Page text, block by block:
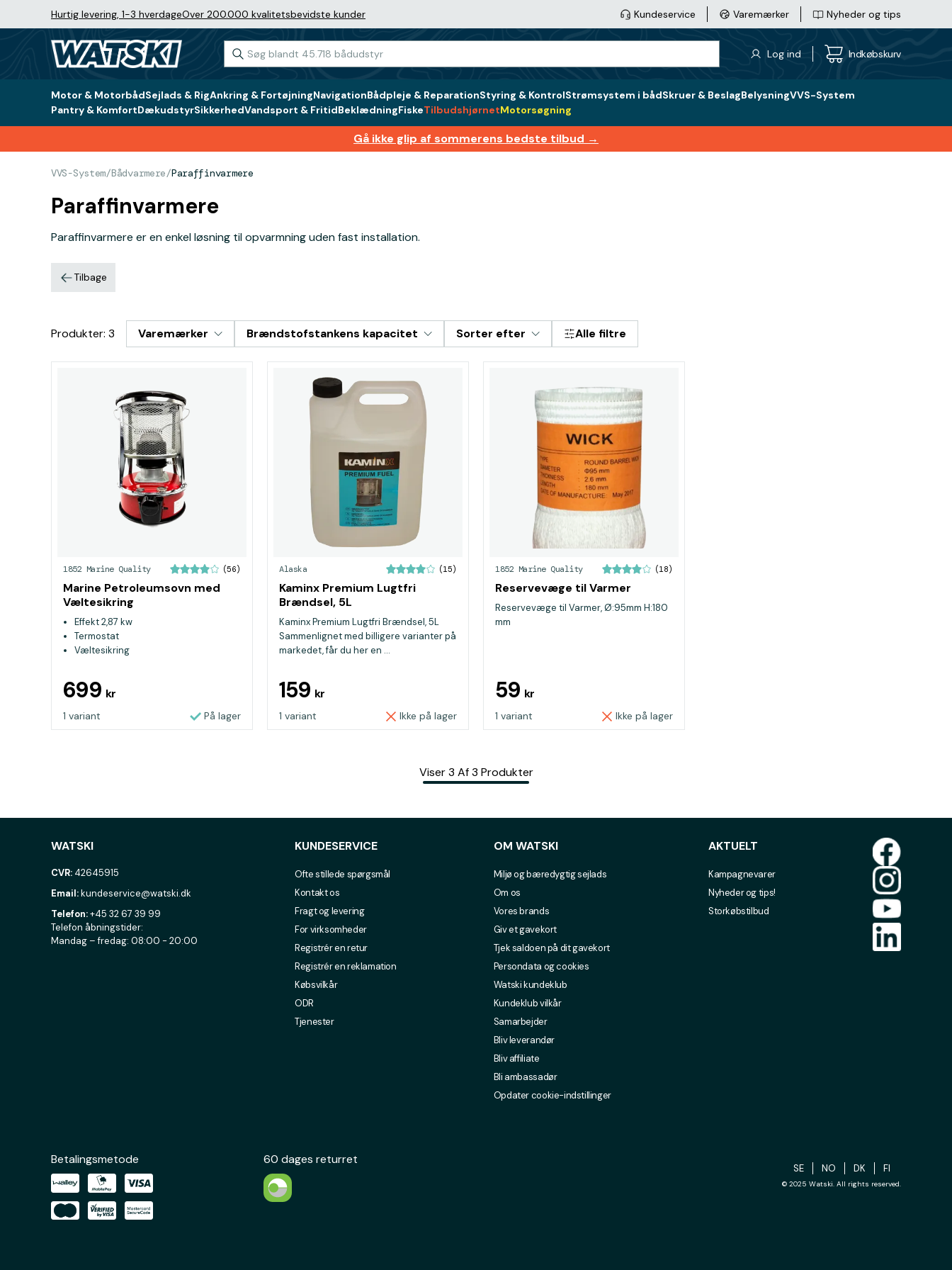
Hurtig levering, 1-3 hverdageOver 200.000 kvalitetsbevidste kunder Kundeservice Varemærker Nyheder og tips
Log ind Indkøbskurv
Motor & MotorbådSejlads & RigAnkring & FortøjningNavigationBådpleje & ReparationStyring & KontrolStrømsystem i bådSkruer & BeslagBelysningVVS-System
Pantry & KomfortDækudstyrSikkerhedVandsport & FritidBeklædningFiskeTilbudshjørnetMotorsøgning
Gå ikke glip af sommerens bedste tilbud →
VVS-System/Bådvarmere/Paraffinvarmere
Paraffinvarmere
Paraffinvarmere er en enkel løsning til opvarmning uden fast installation.
Tilbage
Produkter: 3 Varemærker Brændstofstankens kapacitet Sorter efter Alle filtre
1852 Marine Quality (56)
Marine Petroleumsovn med
Væltesikring
Effekt 2,87 kw
Termostat
Væltesikring
699 kr
1 variant På lager
Alaska (15)
Kaminx Premium Lugtfri
Brændsel, 5L
Kaminx Premium Lugtfri Brændsel, 5L
Sammenlignet med billigere varianter på
markedet, får du her en ...
159 kr
1 variant Ikke på lager
1852 Marine Quality (18)
Reservevæge til Varmer
Reservevæge til Varmer, Ø:95mm H:180
mm
59 kr
1 variant Ikke på lager
Viser 3 Af 3 Produkter
WATSKI
CVR: 42645915
Email:kundeservice@watski.dk
Telefon:+45 32 67 39 99
Telefon åbningstider:
Mandag – fredag: 08:00 - 20:00
KUNDESERVICE
Ofte stillede spørgsmål
Kontakt os
Fragt og levering
For virksomheder
Registrér en retur
Registrér en reklamation
Købsvilkår
ODR
Tjenester
OM WATSKI
Miljø og bæredygtig sejlads
Om os
Vores brands
Giv et gavekort
Tjek saldoen på dit gavekort
Persondata og cookies
Watski kundeklub
Kundeklub vilkår
Samarbejder
Bliv leverandør
Bliv affiliate
Bli ambassadør
Opdater cookie-indstillinger
AKTUELT
Kampagnevarer
Nyheder og tips!
Storkøbstilbud
Betalingsmetode 60 dages returret
SE NO DK FI
© 2025 Watski. All rights reserved.